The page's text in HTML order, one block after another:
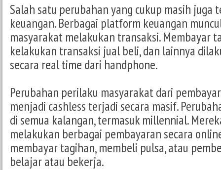
Salah satu perubahan yang cukup masih juga
keuangan. Berbagai platform keuangan
masyarakat melakukan transaksi. Membayar
kelakukan transaksi jual beli, dan lainnya
secara real time dari handphone.
Perubahan perilaku masyarakat dari
menjadi cashless terjadi secara masif.
di semua kalangan, termasuk millennial.
melakukan berbagai pembayaran secara
membayar tagihan, membeli pulsa, atau
belajar atau bekerja.